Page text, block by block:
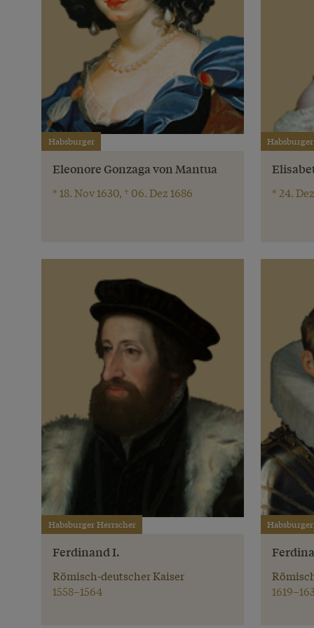
Habsburger
Eleonore Gonzaga von Mantua
* 18. Nov 1630, † 06. Dez 1686
Habsburger
* 24.
Habsburger Herrscher
Ferdinand I.
Römisch-deutscher Kaiser
1558–1564